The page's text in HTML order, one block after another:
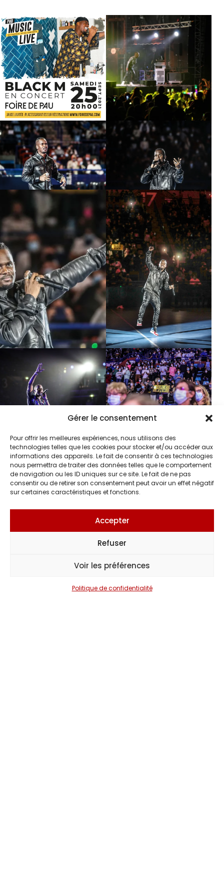
Gérer le consentement
Pour offrir les meilleures expériences, nous utilisons des
technologies telles que les cookies pour stocker et/ou accéder aux
informations des appareils. Le fait de consentir à ces technologies
nous permettra de traiter des données telles que le comportement
de navigation ou les ID uniques sur ce site. Le fait de ne pas
consentir ou de retirer son consentement peut avoir un effet négatif
sur certaines caractéristiques et fonctions.
Accepter
Refuser
Voir les préférences
Politique de confidentialité